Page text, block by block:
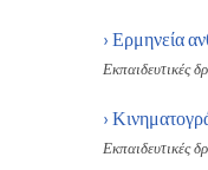
› Ερμηνεία
Εκπαιδευτικές
›
Εκπαιδευτικές